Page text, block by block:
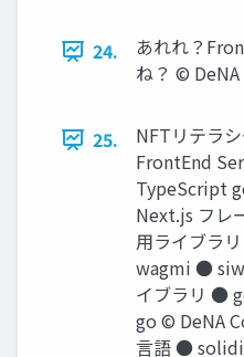
24.
あれれ？
ね？ ©
25.
NFTリテラ
FrontEnd
TypeScript
Next.js フレ
⽤ライブラ
wagmi ●
イブラリ ●
go © DeNA
⾔語 ●